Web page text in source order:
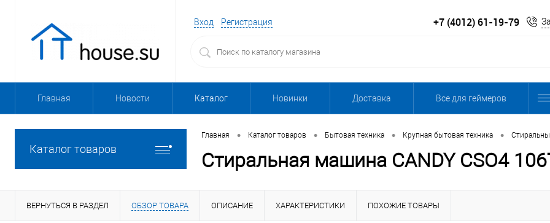
Вход Регистрация +7 (4012) 61-19-79
Главная Новости Каталог Новинки Доставка Все для геймеров
Каталог товаров
Главная • Каталог товаров • Бытовая техника • Крупная бытовая техника •
Стиральная машина CANDY CSO4
ВЕРНУТЬСЯ В РАЗДЕЛ ОБЗОР ТОВАРА ОПИСАНИЕ ХАРАКТЕРИСТИКИ ПОХОЖИЕ ТОВАРЫ